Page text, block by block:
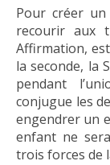
Pour créer un
recourir aux
Affirmation,
la seconde, la
pendant
conjugue les
engendrer un
enfant ne
trois forces de